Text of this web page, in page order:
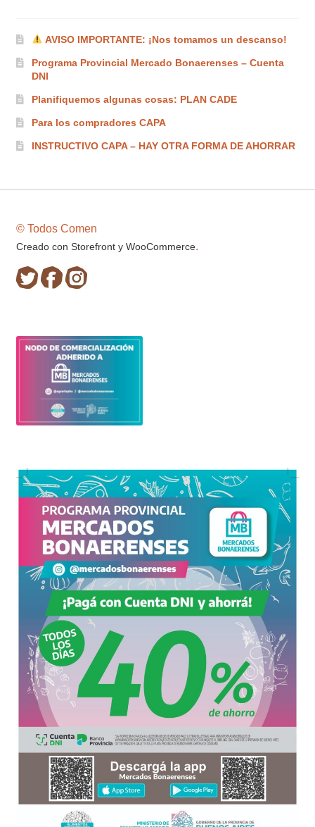
AVISO IMPORTANTE: ¡Nos tomamos un descanso!
Programa Provincial Mercado Bonaerenses – Cuenta
DNI
Planifiquemos algunas cosas: PLAN CADE
Para los compradores CAPA
INSTRUCTIVO CAPA – HAY OTRA FORMA DE AHORRAR
© Todos Comen
Creado con Storefront y WooCommerce.